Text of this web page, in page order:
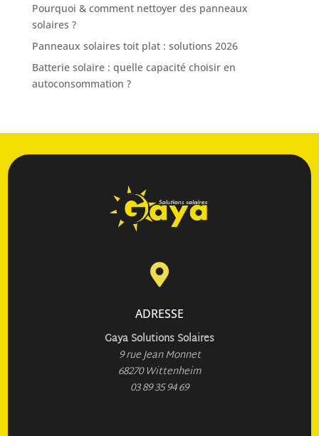
Pourquoi & comment nettoyer des panneaux
solaires ?
Panneaux solaires toit plat : solutions 2026
Batterie solaire : quelle capacité choisir en
autoconsommation ?

ADRESSE
Gaya Solutions Solaires
9 rue Jean Monnet
68270 Wittenheim
03 89 35 94 69